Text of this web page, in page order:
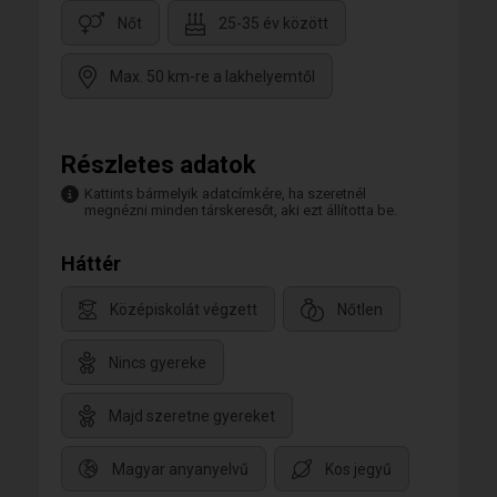
Nőt 25-35 év között
Max. 50 km-re a lakhelyemtől
Részletes adatok
Kattints bármelyik adatcímkére, ha szeretnél
megnézni minden társkeresőt, aki ezt állította be.
Háttér
Középiskolát végzett Nőtlen
Nincs gyereke
Majd szeretne gyereket
Magyar anyanyelvű Kos jegyű